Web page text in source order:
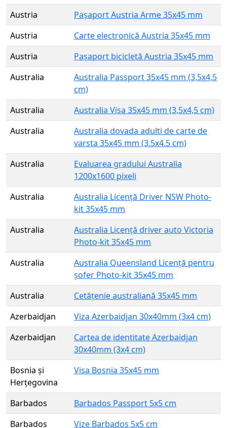
Austria
Pașaport Austria Arme 35x45 mm
Austria
Carte electronică Austria 35x45 mm
Austria
Pașaport bicicletă Austria 35x45 mm
Australia
Australia Passport 35x45 mm (3,5x4,5
cm)
Australia
Australia Visa 35x45 mm (3,5x4,5 cm)
Australia
Australia dovada adulti de carte de
varsta 35x45 mm (3.5x4.5 cm)
Australia
Evaluarea gradului Australia
1200x1600 pixeli
Australia
Australia Licență Driver NSW Photo-
kit 35x45 mm
Australia
Australia Licență driver auto Victoria
Photo-kit 35x45 mm
Australia
Australia Queensland Licență pentru
șofer Photo-kit 35x45 mm
Australia
Cetățenie australiană 35x45 mm
Azerbaidjan
Viza Azerbaidjan 30x40mm (3x4 cm)
Azerbaidjan
Cartea de identitate Azerbaidjan
30x40mm (3x4 cm)
Bosnia și
Herțegovina
Visa Bosnia 35x45 mm
Barbados
Barbados Passport 5x5 cm
Barbados
Vize Barbados 5x5 cm